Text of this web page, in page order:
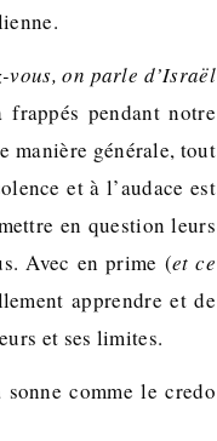
vous, on parle d’Israël
pendant notre
manière générale, tout
et à l’audace est
en question leurs
Avec en prime (et ce
apprendre et de
et ses limites.
comme le credo